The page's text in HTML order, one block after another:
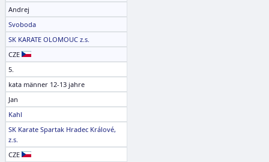
Andrej
Svoboda
SK KARATE OLOMOUC z.s.
CZE
5.
kata männer 12-13 jahre
Jan
Kahl
SK Karate Spartak Hradec Králové,
z.s.
CZE